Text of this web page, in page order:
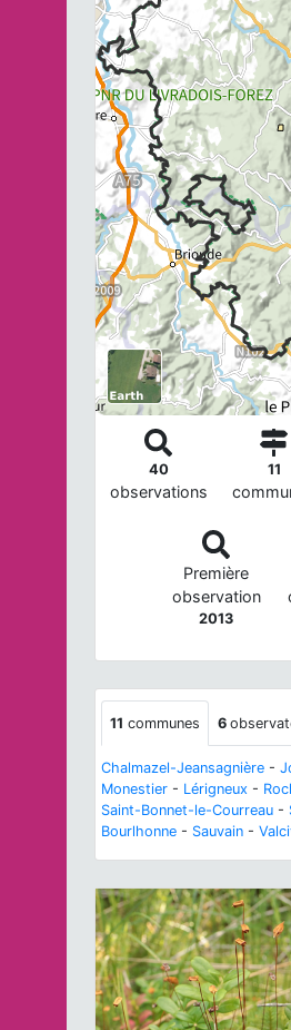
40
observations
11
Première
observation
2013
11 communes 6
Chalmazel-Jeansagnière -
Monestier - Lérigneux -
Saint-Bonnet-le-Courreau -
Bourlhonne - Sauvain -